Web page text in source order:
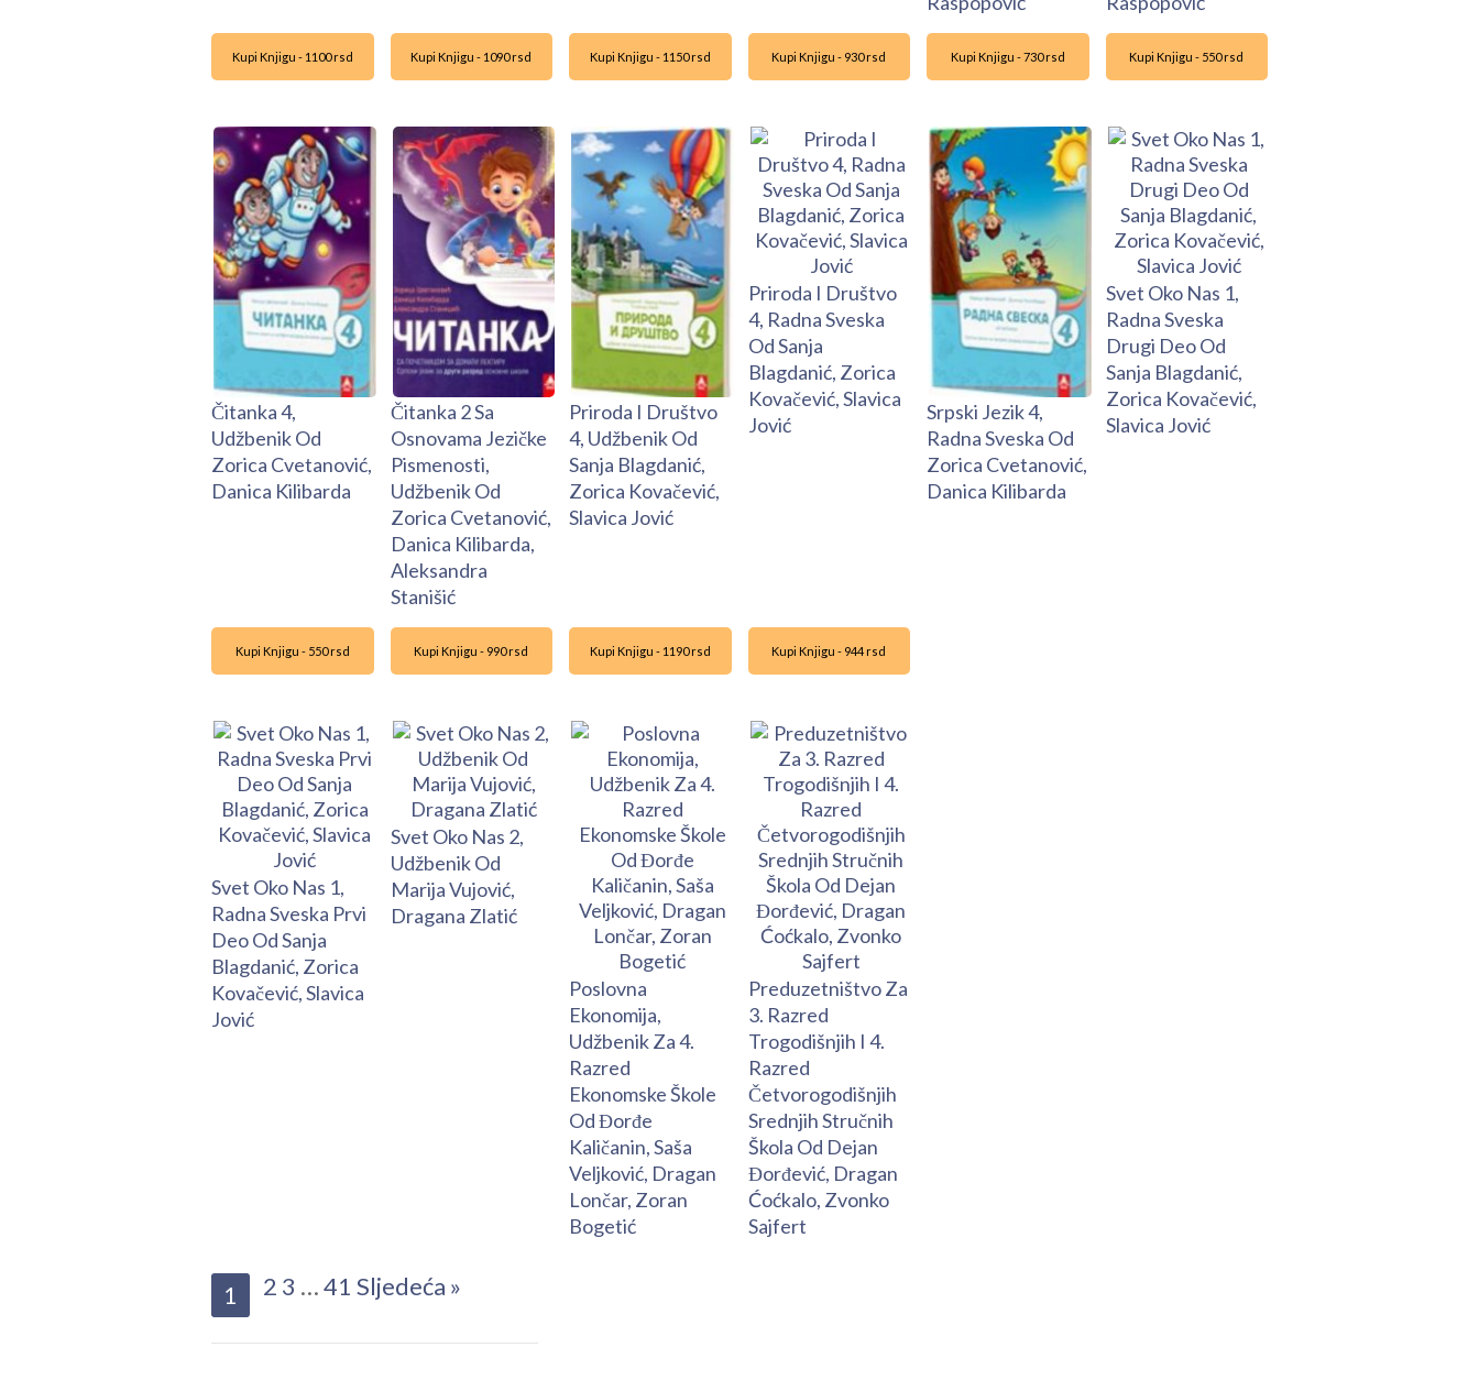
Kupi Knjigu - 1100 rsd
Čitanka 4,
Udžbenik Od
Zorica Cvetanović,
Danica Kilibarda
Kupi Knjigu - 1090 rsd
Čitanka 2 Sa
Osnovama Jezičke
Pismenosti,
Udžbenik Od
Zorica Cvetanović,
Danica Kilibarda,
Aleksandra
Stanišić
Kupi Knjigu - 1150 rsd
Priroda I Društvo
4, Udžbenik Od
Sanja Blagdanić,
Zorica Kovačević,
Slavica Jović
Kupi Knjigu - 930 rsd
Priroda I Društvo
4, Radna Sveska
Od Sanja
Blagdanić, Zorica
Kovačević, Slavica
Jović
Kupi Knjigu - 730 rsd
Srpski Jezik 4,
Radna Sveska Od
Zorica Cvetanović,
Danica Kilibarda
Kupi Knjigu - 550 rsd
Svet Oko Nas 1,
Radna Sveska
Drugi Deo Od
Sanja Blagdanić,
Zorica Kovačević,
Slavica Jović
Kupi Knjigu - 550 rsd
Svet Oko Nas 1,
Radna Sveska Prvi
Deo Od Sanja
Blagdanić, Zorica
Kovačević, Slavica
Jović
Kupi Knjigu - 990 rsd
Svet Oko Nas 2,
Udžbenik Od
Marija Vujović,
Dragana Zlatić
Kupi Knjigu - 1190 rsd
Poslovna
Ekonomija,
Udžbenik Za 4.
Razred
Ekonomske Škole
Od Đorđe
Kaličanin, Saša
Veljković, Dragan
Lončar, Zoran
Bogetić
Kupi Knjigu - 944 rsd
Preduzetništvo Za
3. Razred
Trogodišnjih I 4.
Razred
Četvorogodišnjih
Srednjih Stručnih
Škola Od Dejan
Đorđević, Dragan
Ćoćkalo, Zvonko
Sajfert
1 2 3 …41 Sljedeća »